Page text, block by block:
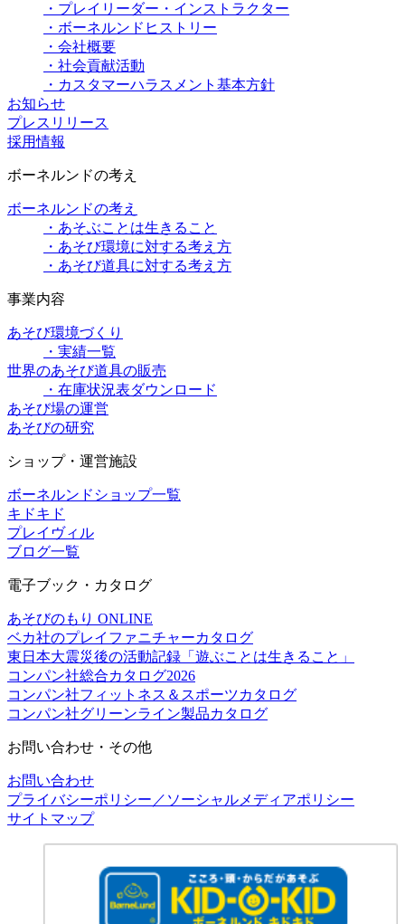
・プレイリーダー・インストラクター
・ボーネルンドヒストリー
・会社概要
・社会貢献活動
・カスタマーハラスメント基本方針
お知らせ
プレスリリース
採用情報
ボーネルンドの考え
ボーネルンドの考え
・あそぶことは生きること
・あそび環境に対する考え方
・あそび道具に対する考え方
事業内容
あそび環境づくり
・実績一覧
世界のあそび道具の販売
・在庫状況表ダウンロード
あそび場の運営
あそびの研究
ショップ・運営施設
ボーネルンドショップ一覧
キドキド
プレイヴィル
ブログ一覧
電子ブック・カタログ
あそびのもり ONLINE
ベカ社のプレイファニチャーカタログ
東日本大震災後の活動記録「遊ぶことは生きること」
コンパン社総合カタログ2026
コンパン社フィットネス＆スポーツカタログ
コンパン社グリーンライン製品カタログ
お問い合わせ・その他
お問い合わせ
プライバシーポリシー／ソーシャルメディアポリシー
サイトマップ